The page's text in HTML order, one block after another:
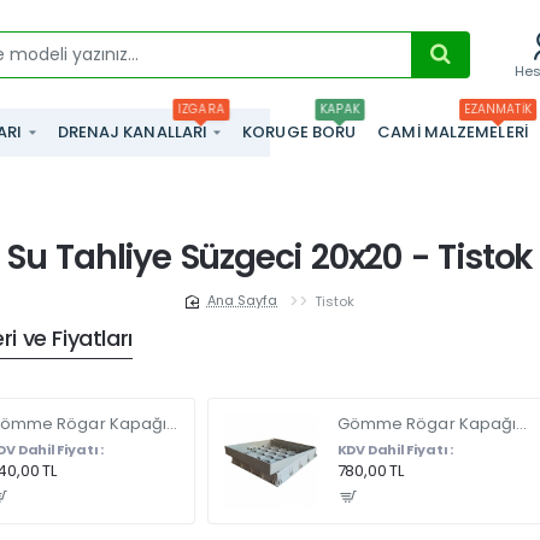
DRENAJ KANALLARI
IZGARA
KORUGE BORU
KAPAK
CAMI MALZEMELERI
EZANMATIK
Su Tahliye Süzgeci 20x20 - Tistok
Tistok
ve Fiyatları
Gömme Rögar Kapağı - Seramik - Fayans Ve Mermer Zeminlerde - Gizli Çerçeve Kapak 35 X 35 - ÇİFT KULPLU
Dahil Fiyatı :
TL
Gömme Rögar Kapağı - Seramik - Fayans Ve Mermer Zeminlerde Gizli Çerçeve Kapak 55 x 55 - ÇİFT KULPLU
KDV Dahil Fiyatı :
780,00 TL